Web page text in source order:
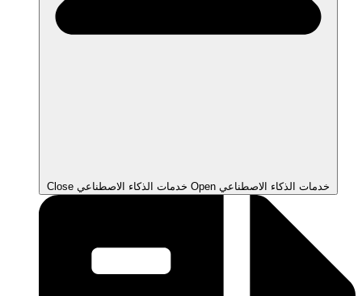
Close خدمات الذكاء الاصطناعي Open خدمات الذكاء الاصطناعي